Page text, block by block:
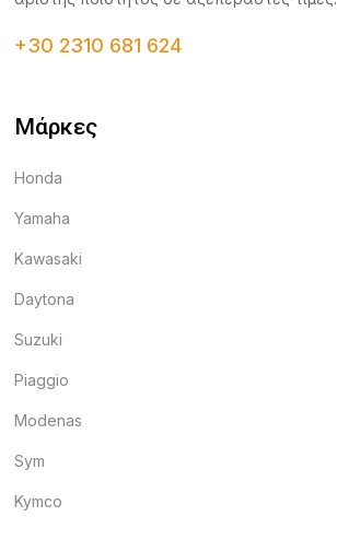
+30 2310 681 624
Μάρκες
Honda
Yamaha
Kawasaki
Daytona
Suzuki
Piaggio
Modenas
Sym
Kymco